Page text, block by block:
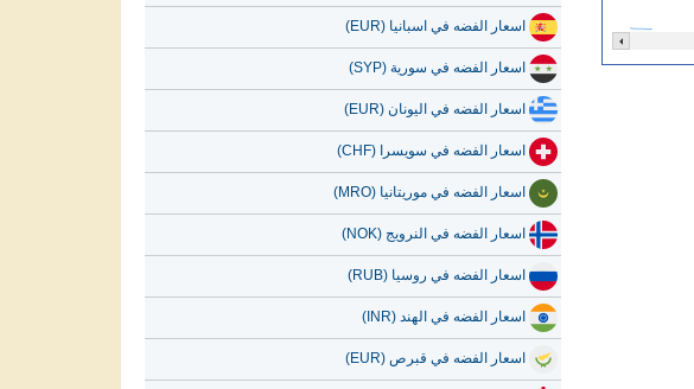
اسعار الفضه في اسبانيا (EUR)
اسعار الفضه في سورية (SYP)
اسعار الفضه في اليونان (EUR)
اسعار الفضه في سويسرا (CHF)
اسعار الفضه في موريتانيا (MRO)
اسعار الفضه في النرويج (NOK)
اسعار الفضه في روسيا (RUB)
اسعار الفضه في الهند (INR)
اسعار الفضه في قبرص (EUR)